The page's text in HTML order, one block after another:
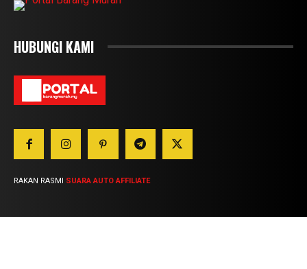
HUBUNGI KAMI
RAKAN RASMI SUARA AUTO AFFILIATE